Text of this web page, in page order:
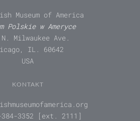
Museum of America
Polskie w Ameryce
Milwaukee Ave.
IL. 60642
USA
KONTAKT
384-3352 [ext. 2111]